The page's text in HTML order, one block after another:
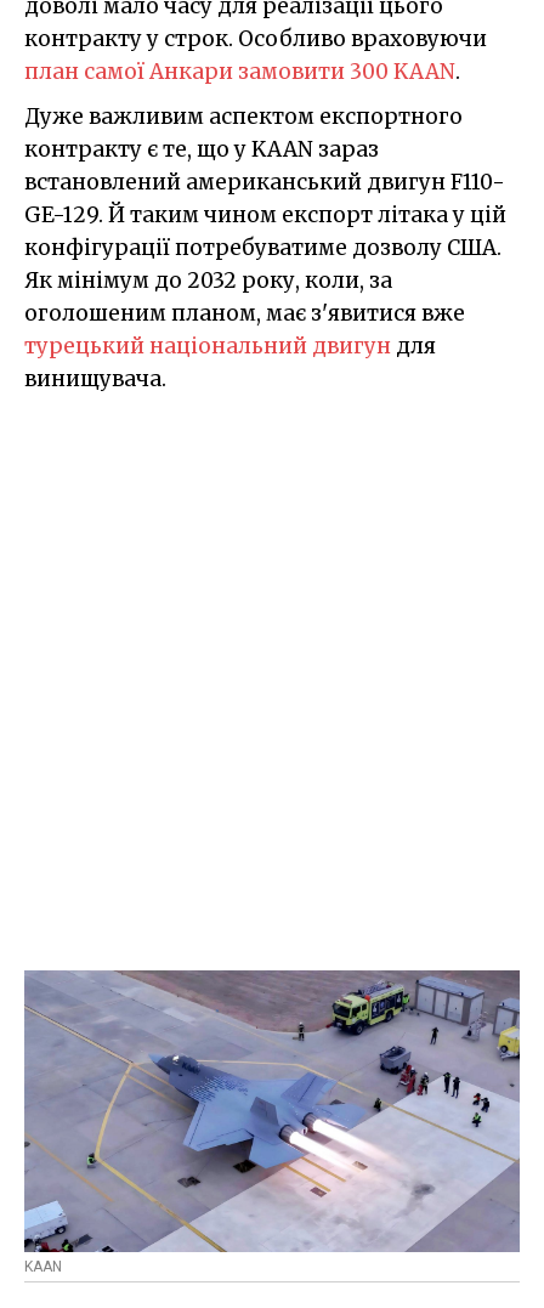
доволі мало часу для реалізації цього
контракту у строк. Особливо враховуючи
план самої Анкари замовити 300 KAAN.
Дуже важливим аспектом експортного
контракту є те, що у KAAN зараз
встановлений американський двигун F110-
GE-129. Й таким чином експорт літака у цій
конфігурації потребуватиме дозволу США.
Як мінімум до 2032 року, коли, за
оголошеним планом, має з'явитися вже
турецький національний двигун для
винищувача.
KAAN